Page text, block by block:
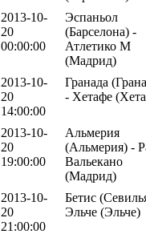
2013-10-
20
00:00:00
Эспаньол
(Барселона) -
Атлетико М
(Мадрид)
2013-10-
20
14:00:00
Гранада
- Хетафе
2013-10-
20
19:00:00
Альмерия
(Альмерия) -
Вальекано
(Мадрид)
2013-10-
20
21:00:00
Бетис
Эльче (Эльче)